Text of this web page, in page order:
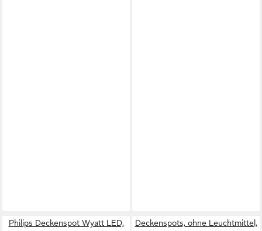
Philips Deckenspot Wyatt LED,
Deckenspots, ohne Leuchtmittel,